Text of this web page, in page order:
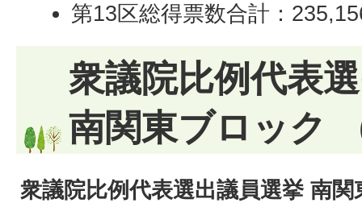
第13区総得票数合計：
衆議院比例代表
南関東ブロック
衆議院比例代表選出議員選挙 南